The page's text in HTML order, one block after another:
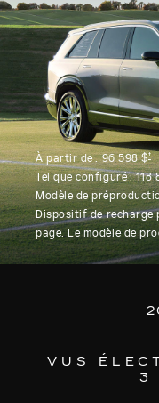
À partir de :96 598 $†
Tel que configuré :118
Modèle de
Dispositif de recharge
page. Le modèle de
VUS
3